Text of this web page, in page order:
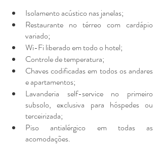
Isolamento acústico nas janelas;
Restaurante no térreo com cardápio
variado;
Wi-Fi liberado em todo o hotel;
Controle de temperatura;
Chaves codificadas em todos os andares
e apartamentos;
Lavanderia self-service no primeiro
subsolo, exclusiva para hóspedes ou
terceirizada;
Piso antialérgico em todas as
acomodações.